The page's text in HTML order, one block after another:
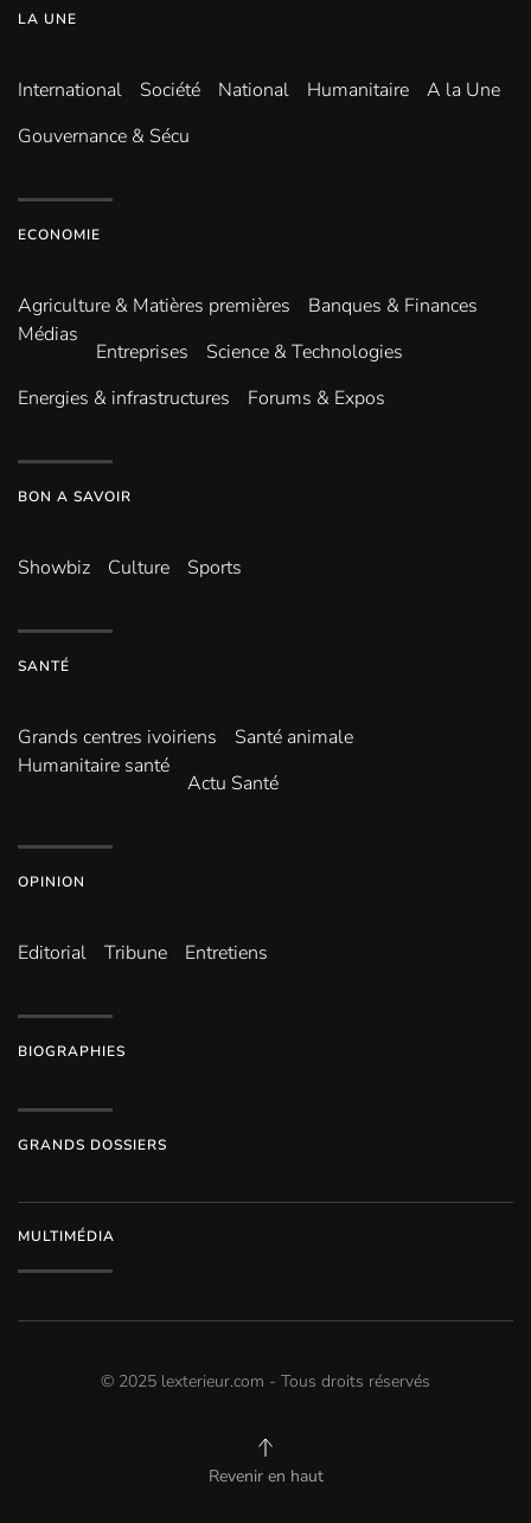
LA UNE
International Société National Humanitaire
A la Une
Gouvernance & Sécu
ECONOMIE
Agriculture & Matières premières
Banques & Finances
Médias
Entreprises
Science & Technologies
Energies & infrastructures
Forums & Expos
BON A SAVOIR
Showbiz Culture Sports
SANTÉ
Grands centres ivoiriens
Santé animale
Humanitaire santé
Actu Santé
OPINION
Editorial Tribune Entretiens
BIOGRAPHIES
GRANDS DOSSIERS
MULTIMÉDIA
© 2025 lexterieur.com - Tous droits réservés
Revenir en haut